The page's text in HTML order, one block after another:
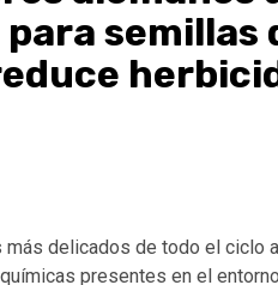
semillas
delicados de todo el ciclo
presentes en el